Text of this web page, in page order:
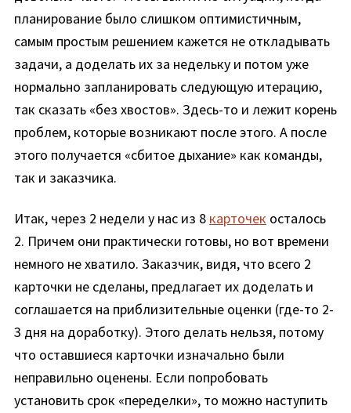
планирование было слишком оптимистичным,
самым простым решением кажется не откладывать
задачи, а доделать их за недельку и потом уже
нормально запланировать следующую итерацию,
так сказать «без хвостов». Здесь-то и лежит корень
проблем, которые возникают после этого. А после
этого получается «сбитое дыхание» как команды,
так и заказчика.
Итак, через 2 недели у нас из 8 карточек осталось
2. Причем они практически готовы, но вот времени
немного не хватило. Заказчик, видя, что всего 2
карточки не сделаны, предлагает их доделать и
соглашается на приблизительные оценки (где-то 2-
3 дня на доработку). Этого делать нельзя, потому
что оставшиеся карточки изначально были
неправильно оценены. Если попробовать
установить срок «переделки», то можно наступить